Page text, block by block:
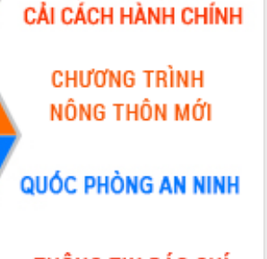
Đắk Lắk
thứ
khơi
HĐND
chính
chính với
tỉnh
tại Trung
xã Ea